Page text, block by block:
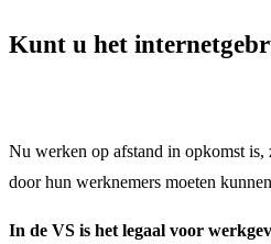
Kunt u het
Nu werken op afstand in opkomst is,
door hun werknemers moeten
In de VS is het legaal voor